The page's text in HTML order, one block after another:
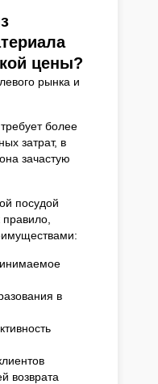
цены?
рынка и
более
затрат, в
зачастую
посудой
в
возврата